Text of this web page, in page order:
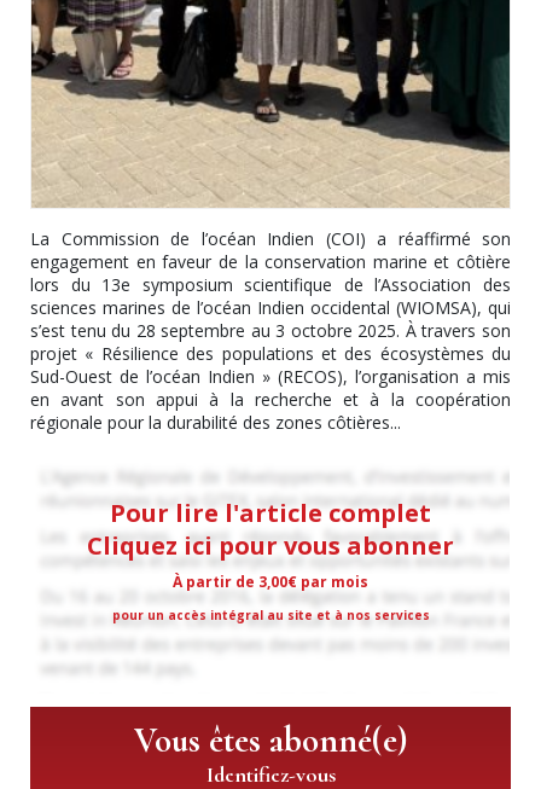
La Commission de l’océan Indien (COI) a réaffirmé son
engagement en faveur de la conservation marine et côtière
lors du 13e symposium scientifique de l’Association des
sciences marines de l’océan Indien occidental (WIOMSA), qui
s’est tenu du 28 septembre au 3 octobre 2025. À travers son
projet « Résilience des populations et des écosystèmes du
Sud-Ouest de l’océan Indien » (RECOS), l’organisation a mis
en avant son appui à la recherche et à la coopération
régionale pour la durabilité des zones côtières...
Pour lire l'article complet
Cliquez ici pour vous abonner
À partir de 3,00€ par mois
pour un accès intégral au site et à nos services
Vous êtes abonné(e)
Identifiez-vous